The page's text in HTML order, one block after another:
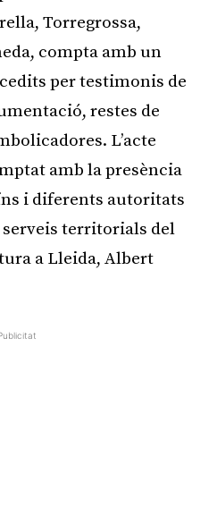
Torregrossa,
compta amb un
per testimonis de
restes de
L’acte
amb la presència
i diferents autoritats
territorials del
a Lleida, Albert